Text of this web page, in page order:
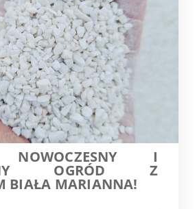
NOWOCZESNY I
OGRÓD Z
BIAŁA MARIANNA!